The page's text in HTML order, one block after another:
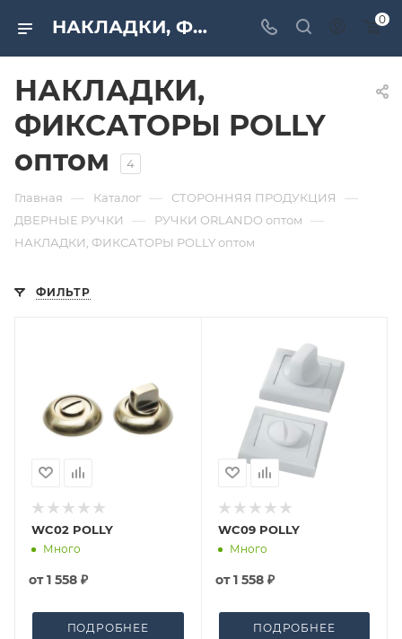
НАКЛАДКИ, ФИКСАТОРЫ POLLY оптом по низким ценам от компании «САМИР-КИЛИТ» 0
НАКЛАДКИ,
ФИКСАТОРЫ POLLY
оптом
4
Главная — Каталог — СТОРОННЯЯ ПРОДУКЦИЯ —
ДВЕРНЫЕ РУЧКИ — РУЧКИ ORLANDO оптом —
НАКЛАДКИ, ФИКСАТОРЫ POLLY оптом
ФИЛЬТР
WC02 POLLY
Много
от1 558 ₽
ПОДРОБНЕЕ
WC09 POLLY
Много
от1 558 ₽
ПОДРОБНЕЕ